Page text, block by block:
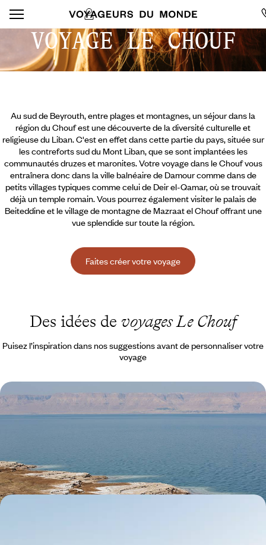
VOYAGE LE CHOUF
Au sud de Beyrouth, entre plages et montagnes, un séjour dans la
région du Chouf est une découverte de la diversité culturelle et
religieuse du Liban. C'est en effet dans cette partie du pays, située sur
les contreforts sud du Mont Liban, que se sont implantées les
communautés druzes et maronites. Votre voyage dans le Chouf vous
entraînera donc dans la ville balnéaire de Damour comme dans de
petits villages typiques comme celui de Deir el-Qamar, où se trouvait
déjà un temple romain. Vous pourrez également visiter le palais de
Beiteddine et le village de montagne de Mazraat el Chouf offrant une
vue splendide sur toute la région.
Faites créer votre voyage
Des idées de voyages Le Chouf
Puisez l’inspiration dans nos suggestions avant de personnaliser votre
voyage
Du Liban à la Jordanie - Sites naturels et grandes
civilisations
12 jours, de 2900 à 4000 €